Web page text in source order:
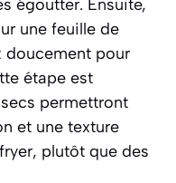
égoutter. Ensuite,
une feuille de
doucement pour
étape est
permettront
et une texture
plutôt que des